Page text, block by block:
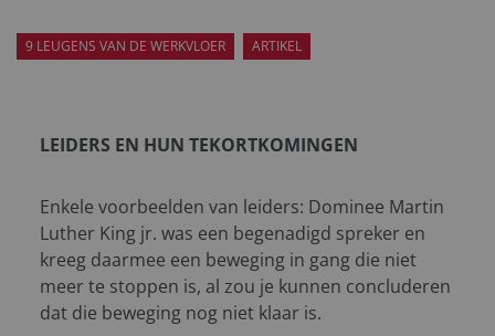
9 LEUGENS VAN DE WERKVLOER ARTIKEL
LEIDERS EN HUN TEKORTKOMINGEN
Enkele voorbeelden van leiders: Dominee Martin
Luther King jr. was een begenadigd spreker en
kreeg daarmee een beweging in gang die niet
meer te stoppen is, al zou je kunnen concluderen
dat die beweging nog niet klaar is.